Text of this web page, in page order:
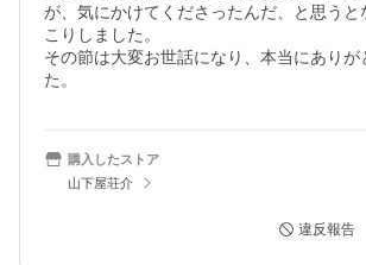
が、気にかけてくださったんだ、と思うと
こりしました。
その節は大変お世話になり、本当にありが
た。
購入したストア
山下屋荘介
違反報告